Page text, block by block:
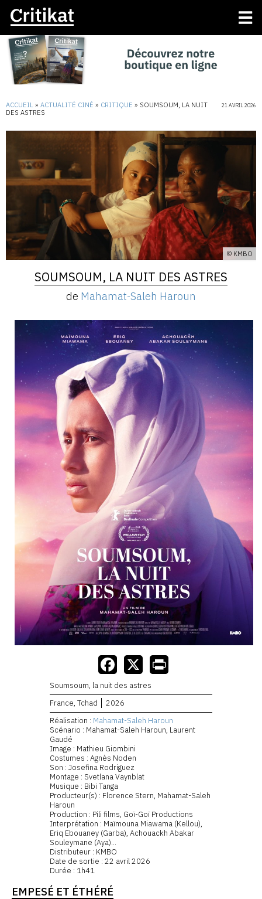
ACCUEIL » ACTUALITÉ CINÉ » CRITIQUE » SOUMSOUM, LA NUIT
DES ASTRES
21 AVRIL 2026
© KMBO
SOUMSOUM, LA NUIT DES ASTRES
de Mahamat-Saleh Haroun
Soumsoum, la nuit des astres
France, Tchad
2026
Réalisation : Mahamat-Saleh Haroun
Scénario : Mahamat-Saleh Haroun, Laurent
Gaudé
Image : Mathieu Giombini
Costumes : Agnès Noden
Son : Josefina Rodriguez
Montage : Svetlana Vaynblat
Musique : Bibi Tanga
Producteur(s) : Florence Stern, Mahamat-Saleh
Haroun
Production : Pili films, Goï-Goï Productions
Interprétation : Maïmouna Miawama (Kellou),
Eriq Ebouaney (Garba), Achouackh Abakar
Souleymane (Aya)...
Distributeur : KMBO
Date de sortie : 22 avril 2026
Durée : 1h41
EMPESÉ ET ÉTHÉRÉ